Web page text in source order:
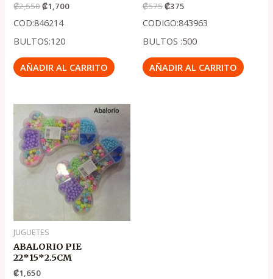
₡2,550₡1,700
COD:846214
BULTOS:120
AÑADIR AL CARRITO
₡575₡375
CODIGO:843963
BULTOS :500
AÑADIR AL CARRITO
JUGUETES
ABALORIO PIE
22*15*2.5CM
₡1,650